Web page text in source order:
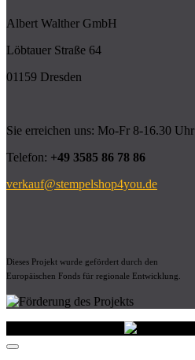
Albert Walther GmbH
Löbtauer Straße 64
01159 Dresden
Sie erreichen uns: Mo-Fr 8-16.30 Uhr
Telefon: +49 3585 86 78 86
verkauf@stempelshop4you.de
Dieses Projekt wurde gefördert durch den
Europäischen Fonds für regionale Entwicklung.